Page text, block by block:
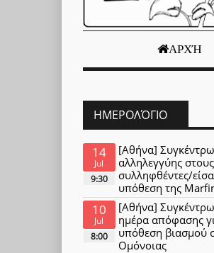
ΑΡΧΉ
ΗΜΕΡΟΛΌΓΙΟ
14
Jul
9:30
[Αθήνα]
αλληλεγγύης
συλληφθέντες/
υπόθεση της
10
Jul
8:00
[Αθήνα]
ημέρα απόφασης
υπόθεση βιασμού
Ομόνοιας